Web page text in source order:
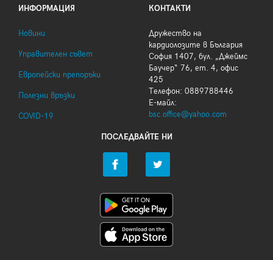
ИНФОРМАЦИЯ
Новини
Управителен съвет
Европейски препоръки
Полезни връзки
COVID-19
КОНТАКТИ
Дружество на
кардиолозите в България
София 1407, бул. „Джеймс
Баучер“ 76, ет. 4, офис
425
Телефон: 0889788446
Е-майл:
bsc.office@yahoo.com
ПОСЛЕДВАЙТЕ НИ